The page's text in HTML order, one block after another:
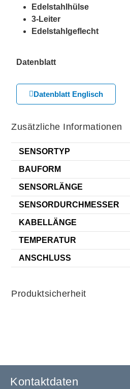
Edelstahlhülse
3-Leiter
Edelstahlgeflecht
Datenblatt
Datenblatt Englisch
Zusätzliche Informationen
SENSORTYP
BAUFORM
SENSORLÄNGE
SENSORDURCHMESSER
KABELLÄNGE
TEMPERATUR
ANSCHLUSS
Produktsicherheit
Kontaktdaten